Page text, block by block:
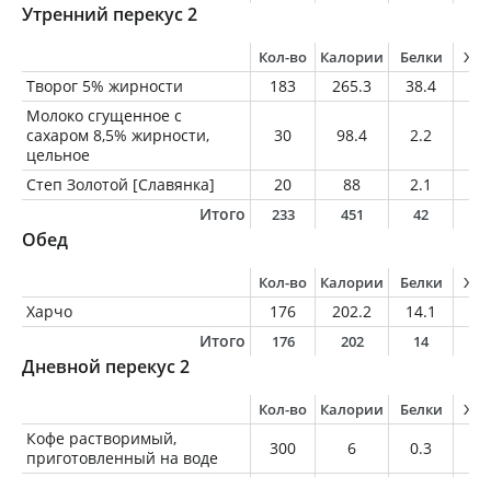
Утренний перекус 2
Кол-во Калории Белки
Творог 5% жирности 183 265.3 38.4
Молоко сгущенное с
сахаром 8,5% жирности,
цельное
30 98.4 2.2
Степ Золотой [Славянка] 20 88 2.1
Итого
233 451 42
Обед
Кол-во Калории Белки
Харчо 176 202.2 14.1
Итого
176 202 14
Дневной перекус 2
Кол-во Калории Белки
Кофе растворимый,
приготовленный на воде
300 6 0.3